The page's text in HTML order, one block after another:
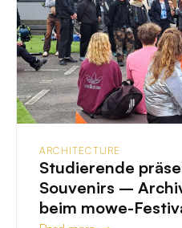
ARCHITECTURE
Studierende
Souvenirs –
beim mowe-